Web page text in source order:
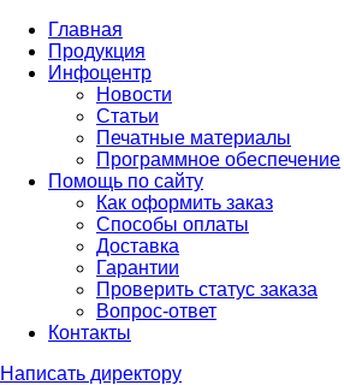
Главная
Продукция
Инфоцентр
Новости
Статьи
Печатные материалы
Программное обеспечение
Помощь по сайту
Как оформить заказ
Способы оплаты
Доставка
Гарантии
Проверить статус заказа
Вопрос-ответ
Контакты
Написать директору